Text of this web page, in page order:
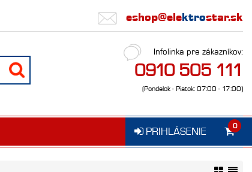
eshop@elektrostar.sk
Infolinka pre zákazníkov:
0910 505 111
(Pondelok - Piatok: 07:00 - 17:00)
PRIHLÁSENIE 0